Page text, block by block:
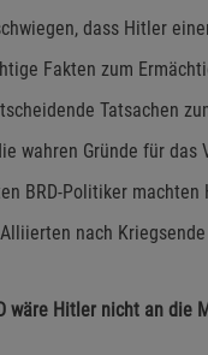
dass Hitler
Fakten zum
Tatsachen
wahren Gründe für das
BRD-Politiker
nach
wäre Hitler nicht an die